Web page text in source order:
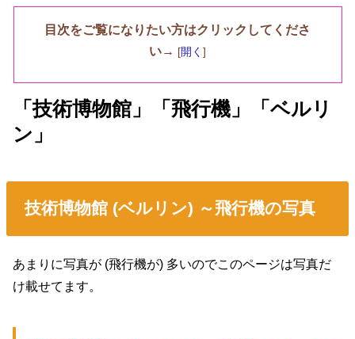
目次をご覧になりたい方はクリックしてくださ
い→ [開く ]
「技術博物館」「飛行機」「ベルリ
ン」
技術博物館 (ベルリン) ～飛行機の写真
あまりに写真が (飛行機が) 多いのでこのページは写真だ
け載せてます。